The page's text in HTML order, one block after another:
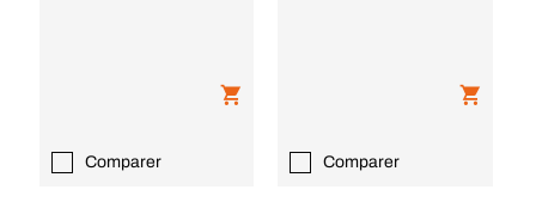
Comparer Comparer